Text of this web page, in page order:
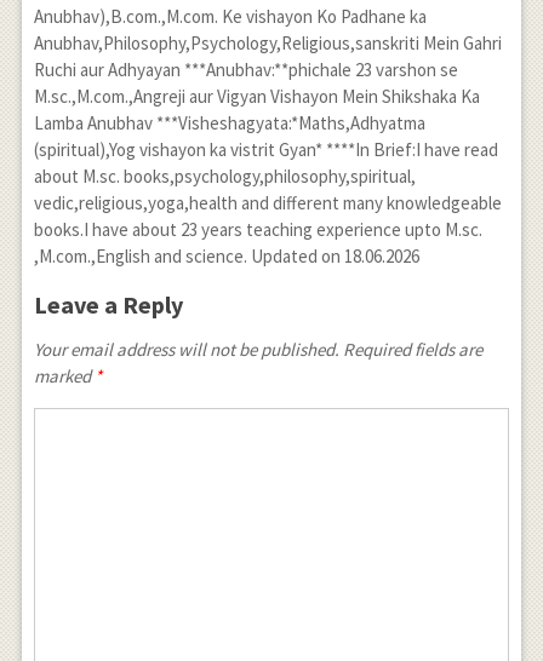
Anubhav),B.com.,M.com. Ke vishayon Ko Padhane ka
Anubhav,Philosophy,Psychology,Religious,sanskriti Mein Gahri
Ruchi aur Adhyayan ***Anubhav:**phichale 23 varshon se
M.sc.,M.com.,Angreji aur Vigyan Vishayon Mein Shikshaka Ka
Lamba Anubhav ***Visheshagyata:*Maths,Adhyatma
(spiritual),Yog vishayon ka vistrit Gyan* ****In Brief:I have read
about M.sc. books,psychology,philosophy,spiritual,
vedic,religious,yoga,health and different many knowledgeable
books.I have about 23 years teaching experience upto M.sc.
,M.com.,English and science. Updated on 18.06.2026
Leave a Reply
Your email address will not be published. Required fields are
marked *